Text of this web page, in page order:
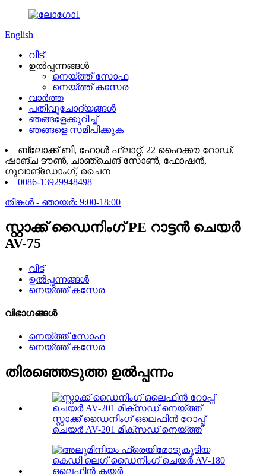
English
വീട്
ഉൽപ്പന്നങ്ങൾ
നെയ്ത്ത് സോഫ
നെയ്ത്ത് കസേര
വാർത്ത
പതിവുചോദ്യങ്ങൾ
ഞങ്ങളേക്കുറിച്ച്
ഞങ്ങളെ സമീപിക്കുക
ബ്ലോക്ക് ബി, ഹോൾ ഫ്ലാറ്റ്, 22 ഹൈക്കൗ റോഡ്,
ഷാങ്‌ച ടൗൺ, ചാഞ്ചെങ് സോൺ, ഫോഷൻ,
ഗുവാങ്‌ഡോംഗ്, ചൈന
0086-13929948498
തിങ്കൾ - ഞായർ: 9:00-18:00
സ്റ്റാക്ക് ഡൈനിംഗ് PE റാട്ടൻ ചെയർ
AV-75
വീട്
ഉൽപ്പന്നങ്ങൾ
നെയ്ത്ത് കസേര
വിഭാഗങ്ങൾ
നെയ്ത്ത് സോഫ
നെയ്ത്ത് കസേര
തിരഞ്ഞെടുത്ത ഉൽപ്പന്നം
സ്റ്റാക്ക് ഡൈനിംഗ് ഒലെഫിൻ റോപ്പ്
ചെയർ AV-201 മിക്സഡ് നെയ്ത്ത്